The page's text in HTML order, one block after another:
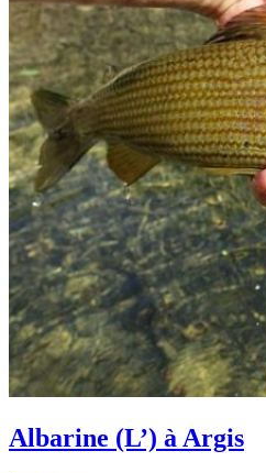
Albarine (L’) à Argis